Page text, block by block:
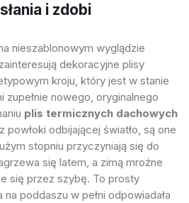
i zdobi
nieszablonowym wyglądzie
dekoracyjne plisy
kroju, który jest w stanie
zupełnie nowego, oryginalnego
plis termicznych dachowych
powłoki odbijającej światło, są one
stopniu przyczyniają się do
się latem, a zimą mroźne
się przez szybę. To prosty
poddaszu w pełni odpowiadała